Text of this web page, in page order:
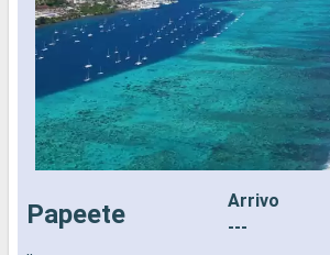
Papeete
Arrivo
---